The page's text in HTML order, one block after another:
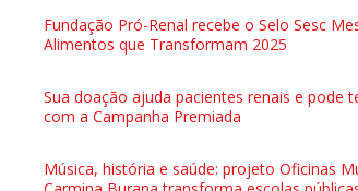
Fundação Pró-Renal recebe o Selo Sesc
Alimentos que Transformam 2025
Sua doação ajuda pacientes renais e pode
com a Campanha Premiada
Música, história e saúde: projeto Oficinas